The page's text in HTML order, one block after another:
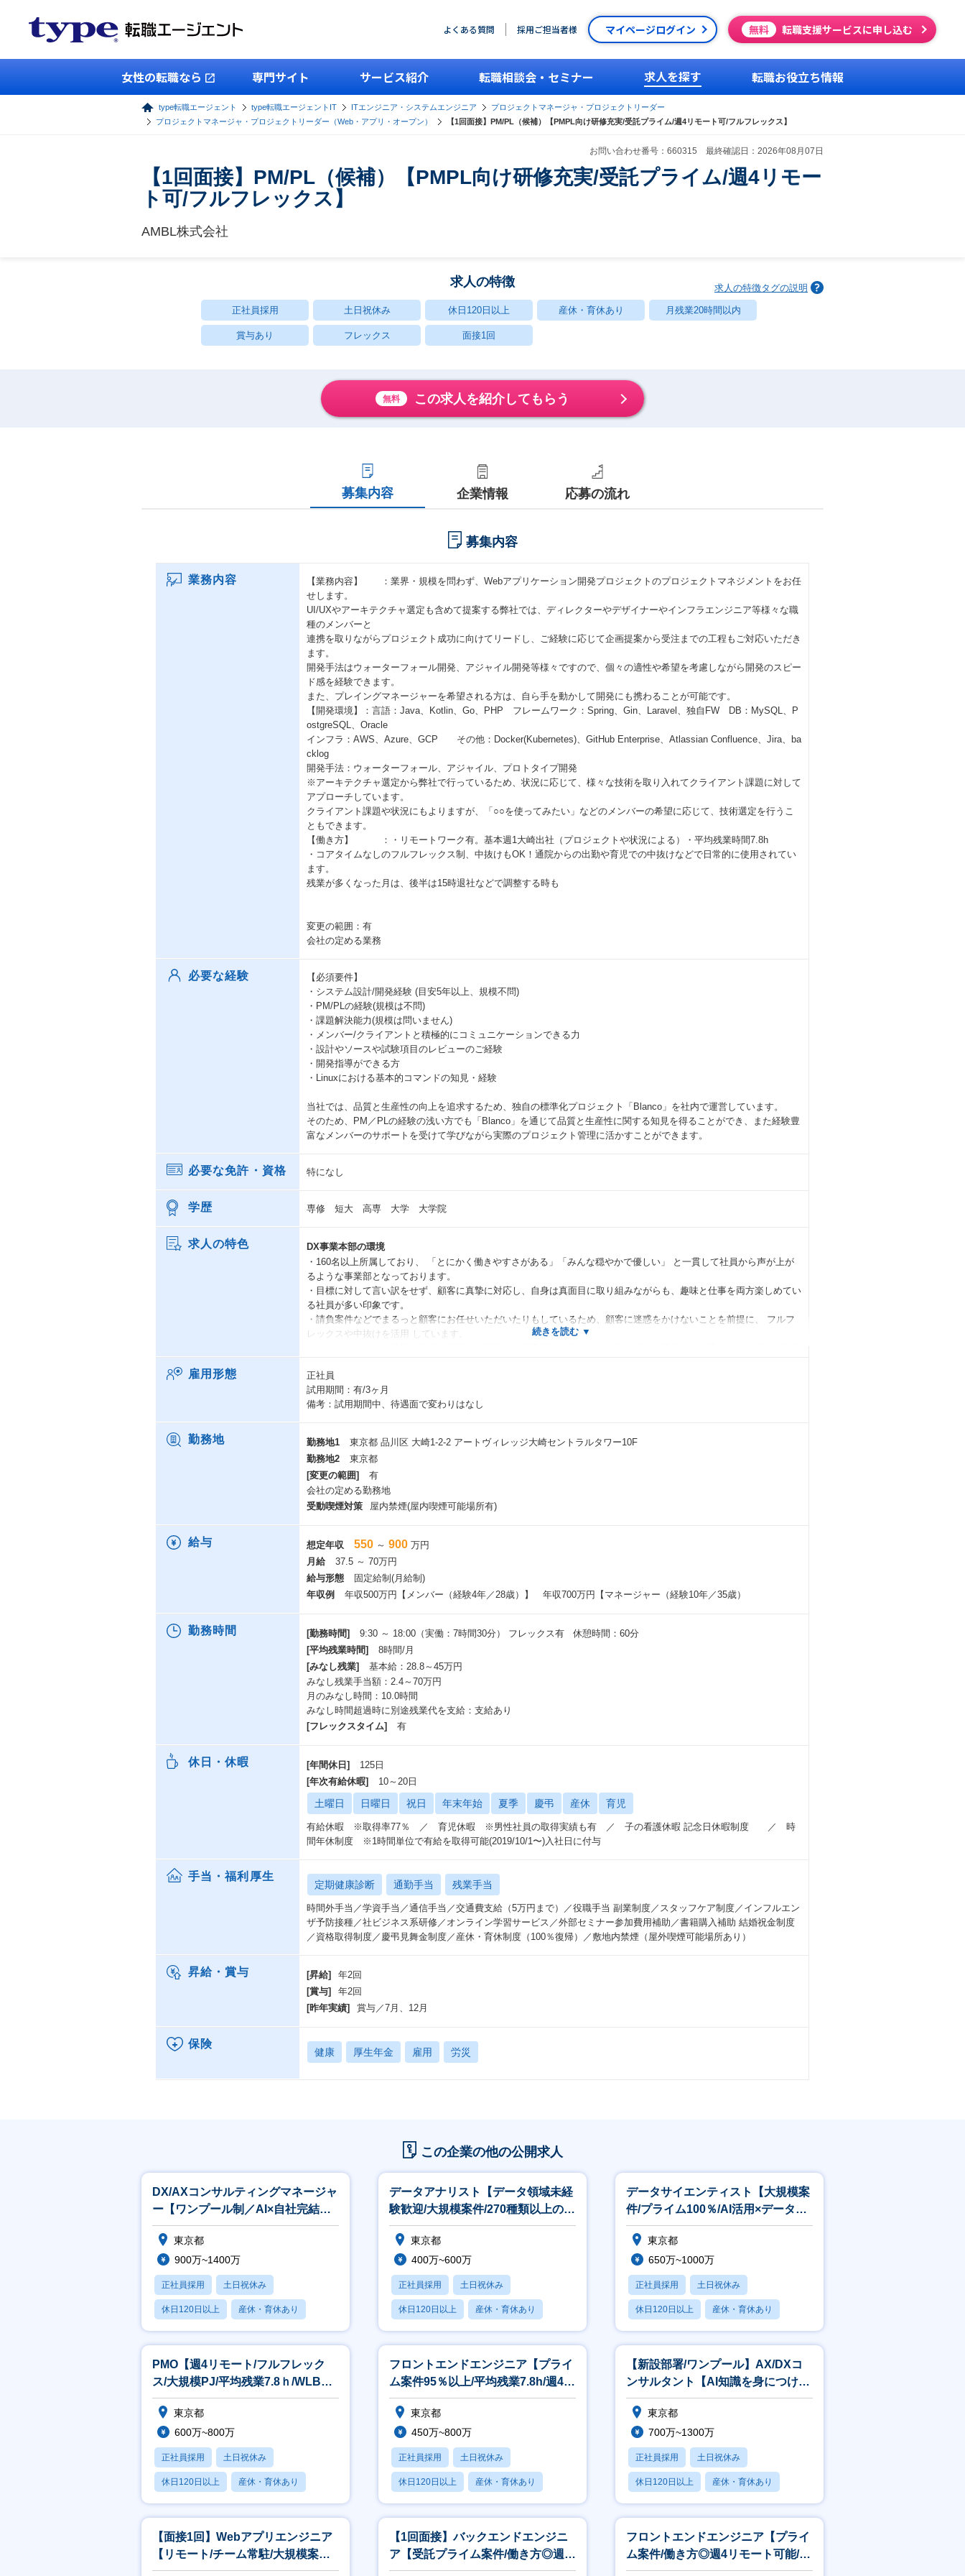
よくある質問 採用ご担当者様 マイページログイン 無料 転職支援サービスに申し込む
女性の転職なら 専門サイト サービス紹介 転職相談会・セミナー 求人を探す 転職お役立ち情報
type転職エージェント type転職エージェントIT ITエンジニア・システムエンジニア
プロジェクトマネージャ・プロジェクトリーダー
プロジェクトマネージャ・プロジェクトリーダー（Web・アプリ・オープン）
【1回面接】PM/PL（候補）【PMPL向け研修充実/受託プライム/週4リモート可/フルフレックス】
お問い合わせ番号：660315 最終確認日：2026年08月07日
【1回面接】PM/PL（候補）【PMPL向け研修充実/受託プライム/週4リモー
ト可/フルフレックス】
AMBL株式会社
求人の特徴 求人の特徴タグの説明
正社員採用 土日祝休み 休日120日以上 産休・育休あり 月残業20時間以内
賞与あり フレックス 面接1回
無料 この求人を紹介してもらう
募集内容 企業情報 応募の流れ
募集内容
業務内容
【業務内容】 ：業界・規模を問わず、Webアプリケーション開発プロジェクトのプロジェクトマネジメントをお任
せします。
UI/UXやアーキテクチャ選定も含めて提案する弊社では、ディレクターやデザイナーやインフラエンジニア等様々な職
種のメンバーと
連携を取りながらプロジェクト成功に向けてリードし、ご経験に応じて企画提案から受注までの工程もご対応いただき
ます。
開発手法はウォーターフォール開発、アジャイル開発等様々ですので、個々の適性や希望を考慮しながら開発のスピー
ド感を経験できます。
また、プレイングマネージャーを希望される方は、自ら手を動かして開発にも携わることが可能です。
【開発環境】：言語：Java、Kotlin、Go、PHP フレームワーク：Spring、Gin、Laravel、独自FW DB：MySQL、P
ostgreSQL、Oracle
インフラ：AWS、Azure、GCP その他：Docker(Kubernetes)、GitHub Enterprise、Atlassian Confluence、Jira、ba
cklog
開発手法：ウォーターフォール、アジャイル、プロトタイプ開発
※アーキテクチャ選定から弊社で行っているため、状況に応じて、様々な技術を取り入れてクライアント課題に対して
アプローチしています。
クライアント課題や状況にもよりますが、「○○を使ってみたい」などのメンバーの希望に応じて、技術選定を行うこ
ともできます。
【働き方】 ：・リモートワーク有。基本週1大崎出社（プロジェクトや状況による）・平均残業時間7.8h
・コアタイムなしのフルフレックス制、中抜けもOK！通院からの出勤や育児での中抜けなどで日常的に使用されてい
ます。
残業が多くなった月は、後半は15時退社などで調整する時も
変更の範囲：有
会社の定める業務
必要な経験
【必須要件】
・システム設計/開発経験 (目安5年以上、規模不問)
・PM/PLの経験(規模は不問)
・課題解決能力(規模は問いません)
・メンバー/クライアントと積極的にコミュニケーションできる力
・設計やソースや試験項目のレビューのご経験
・開発指導ができる方
・Linuxにおける基本的コマンドの知見・経験
当社では、品質と生産性の向上を追求するため、独自の標準化プロジェクト「Blanco」を社内で運営しています。
そのため、PM／PLの経験の浅い方でも「Blanco」を通じて品質と生産性に関する知見を得ることができ、また経験豊
富なメンバーのサポートを受けて学びながら実際のプロジェクト管理に活かすことができます。
必要な免許・資格 特になし
学歴 専修 短大 高専 大学 大学院
求人の特色
DX事業本部の環境
・160名以上所属しており、 「とにかく働きやすさがある」「みんな穏やかで優しい」 と一貫して社員から声が上が
るような事業部となっております。
・目標に対して言い訳をせず、顧客に真摯に対応し、自身は真面目に取り組みながらも、趣味と仕事を両方楽しめてい
る社員が多い印象です。
・請負案件などでまるっと顧客にお任せいただいたりもしているため、顧客に迷惑をかけないことを前提に、 フルフ
レックスや中抜けを活用 しています。
・案件やフェーズによって出社頻度は異なりますが、チームで週1出社日を決め、そのタイミングで本社へ集まってい
るケースが多いです。
働きやすさ・ワークライフバランス◎
・平均残業時間7.8h （2024年9月時点）
・リモートワーク有。基本週1大崎出社（プロジェクトや状況による）
・副業可
・コワーキングスペース としてビジネスエアポートの利用可（会社で契約）
・コアタイムなしのフルフレックス制、中抜けもOK！
✓『体系化したプロジェクト推進』で、市場価値の高いPM/PLへ成長
当社では、品質と生産性の向上を追求するため、独自の標準化プロジェクト「Blanco」を社内で運営しています。
例えば、施策の1つとして、開発の進め方はプロジェクトや携わる方によって様々ですが、どの工程で何を定義すべき
で何を成果物として作成すべきかといった内容を標準化して施策化しているため、その施策をプロジェクトに導入する
ことで個人の経験やスキルに依存することなく、品質向上を図ることができます。
これにより、プロジェクトの成功確率を高め、クライアントからの信頼を獲得することにも繋がっています。
また最近では、「Blanco」でも生成AIに関する積極的な取り組みを行っています。
当社は、成長意欲を持ち、自らの成長を描き向上心をもって学習する社員を積極的に支援しています。
社内の人材育成とDX推進を担う専門部署である教育開発部が、多様なスキルの獲得と定着を目的とした社員の能力開
発とその環境整備を推進しており、教育企画、教育コンテンツ作成、教育プラットフォームの開発・運用を通じて、社
員の成長を強力にサポートしています。
・AMBL Panel
Javaやpythonと言った言語／Kubernetes／クラウド（AWS、Azure、GCP）／AI開発など、主にITテクニカルスキル
を習得するための自己学習用システムです。
事業領域ごとに整理されており、全社員がいつどこででもアクセスして学習を行うことが可能です。
・社内Academy
対人関係構築力や思考力といったポータブルスキルが中心で、毎月複数の講座がLiveで開催されています。
・社外研修受講促進制度
できます。
✓プライムベンダーとして活躍できる
当社では、単なる開発のプロジェクト管理に留まらず、クライアント目線での開発のプロジェクト管理の知見を積むこ
とができます。
そのため、クライアントの業務/事業の課題特定から最適なシステムアーキテクチャの選定などの上流工程から携わ
り、クライアントに直接提案する機会が多くあります。
また、提案～上流工程～開発～運用保守とワンストップで行っていることもあり、1つのサービスやプロダクトに長期
間携わることができ、クライアントと関係を気付きつつサービスやプロダクトの成長を間近に感じることができます。
例えば、以下の様な事例があります。
＜案件事例①：電子チケット発券/リセールプラットフォーム新規開発プロジェクト＞
電子チケット発券/リセールプラットフォーム新規開発プロジェクトでは、初期構築から5年が経過した現在もエンハン
ス開発を続けており、サービス目線で開発の提案を行い、それが採用された実績もあります。
また、クライアントからのご厚意によりイベント視察を通じて実際にユーザが利用している様子を肌で感じることがで
きます。
＜案件事例②：法人向けAIナレッジマネジメントシステムの開発プロジェクト＞
当社が手掛ける法人向けAIナレッジマネジメントシステムの開発プロジェクトでは、UI/UX、AI、フロントエンド、バ
ックエンドといった多岐にわたるフェーズを担当しています。
そのため、サービス拡張や機能拡充の際には、各専門チームの深い知見を結集し、お客様の要望に沿った最適な提案を
まとめ上げ、プロジェクトを円滑に推進しています。
また、最先端のAI技術を駆使した開発に携わり、ビジネス課題を解決するソリューションを創造するやりがいを感じら
れる機会が多くあります。
雇用形態
正社員
試用期間：有/3ヶ月
備考：試用期間中、待遇面で変わりはなし
勤務地 勤務地1
東京都 品川区 大崎1-2-2 アートヴィレッジ大崎セントラルタワー10F
勤務地2
東京都
[変更の範囲]
有
会社の定める勤務地
受動喫煙対策
屋内禁煙(屋内喫煙可能場所有)
給与 想定年収 550 ～ 900 万円
月給
37.5 ～ 70万円
給与形態
固定給制(月給制)
年収例
年収500万円【メンバー（経験4年／28歳）】 年収700万円【マネージャー（経験10年／35歳）
勤務時間 [勤務時間]
9:30 ～ 18:00（実働：7時間30分） フレックス有 休憩時間：60分
[平均残業時間]
8時間/月
[みなし残業]
基本給：28.8～45万円
みなし残業手当額：2.4～70万円
月のみなし時間：10.0時間
みなし時間超過時に別途残業代を支給：支給あり
[フレックスタイム]
有
休日・休暇 [年間休日]
125日
[年次有給休暇]
10～20日
土曜日 日曜日 祝日 年末年始 夏季 慶弔 産休 育児
有給休暇 ※取得率77％ ／ 育児休暇 ※男性社員の取得実績も有 ／ 子の看護休暇 記念日休暇制度 ／ 時
間年休制度 ※1時間単位で有給を取得可能(2019/10/1〜)入社日に付与
手当・福利厚生
定期健康診断 通勤手当 残業手当
時間外手当／学資手当／通信手当／交通費支給（5万円まで）／役職手当 副業制度／スタッフケア制度／インフルエン
ザ予防接種／社ビジネス系研修／オンライン学習サービス／外部セミナー参加費用補助／書籍購入補助 結婚祝金制度
／資格取得制度／慶弔見舞金制度／産休・育休制度（100％復帰）／敷地内禁煙（屋外喫煙可能場所あり）
昇給・賞与 [昇給]
年2回
[賞与]
年2回
[昨年実績]
賞与／7月、12月
保険
健康 厚生年金 雇用 労災
この企業の他の公開求人
DX/AXコンサルティングマネージャ
ー【ワンプール制／AI×自社完結型
支援/戦略・業務案件8割】
東京都
900万~1400万
正社員採用 土日祝休み
休日120日以上 産休・育休あり
月残業20時間以内
データアナリスト【データ領域未経
験歓迎/大規模案件/270種類以上の資
格が資格取得制度奨励対象】
東京都
400万~600万
正社員採用 土日祝休み
休日120日以上 産休・育休あり
月残業20時間以内
データサイエンティスト【大規模案
件/プライム100％/AI活用×データ分
析/リモート】
東京都
650万~1000万
正社員採用 土日祝休み
休日120日以上 産休・育休あり
月残業20時間以内
PMO【週4リモート/フルフレック
ス/大規模PJ/平均残業7.8ｈ/WLB◎
中抜け可】
東京都
600万~800万
正社員採用 土日祝休み
休日120日以上 産休・育休あり
月残業20時間以内
フロントエンドエンジニア【プライ
ム案件95％以上/平均残業7.8h/週4リ
モート/パパママ歓迎】
東京都
450万~800万
正社員採用 土日祝休み
休日120日以上 産休・育休あり
月残業20時間以内
【新設部署/ワンプール】AX/DXコ
ンサルタント【AI知識を身につけた
コンサルになりたい方歓迎】
東京都
700万~1300万
正社員採用 土日祝休み
休日120日以上 産休・育休あり
賞与あり
【面接1回】Webアプリエンジニア
【リモート/チーム常駐/大規模案
件/AI活用等可能/平均残業7ｈ】
【1回面接】バックエンドエンジニ
ア【受託プライム案件/働き方◎週4
リモート可能/フルフレックス】
フロントエンドエンジニア【プライ
ム案件/働き方◎週4リモート可能/フ
ルフレックス】